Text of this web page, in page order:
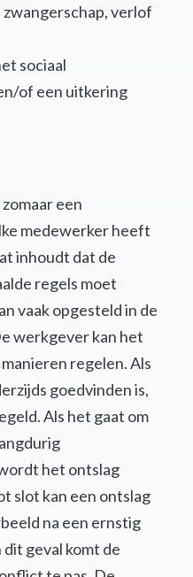
verlof
sociaal
of een uitkering
een
medewerker heeft
inhoudt dat de
regels moet
vaak opgesteld in de
werkgever kan het
regelen. Als
goedvinden is,
Als het gaat om
het ontslag
slot kan een ontslag
na een ernstig
geval komt de